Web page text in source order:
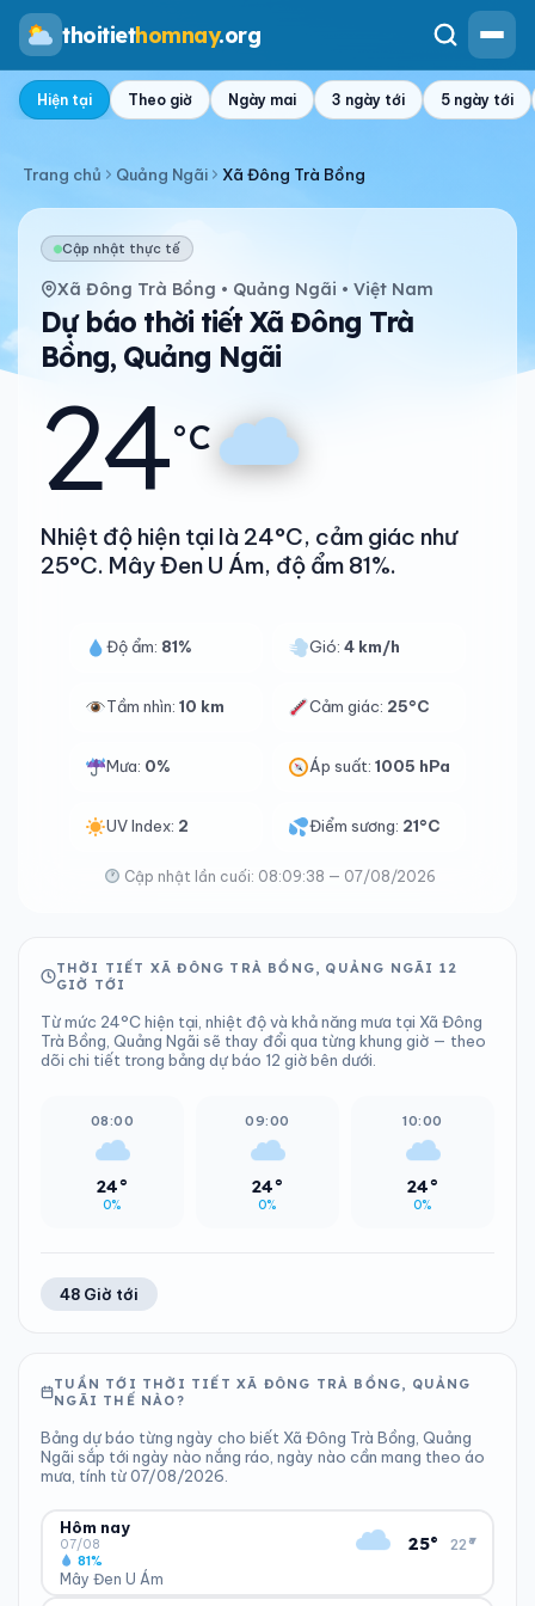
thoitiethomnay.org
Hiện tại Theo giờ Ngày mai 3 ngày tới 5 ngày tới
Trang chủ Quảng Ngãi Xã Đông Trà Bồng
Cập nhật thực tế
Xã Đông Trà Bồng • Quảng Ngãi • Việt Nam
Dự báo thời tiết Xã Đông Trà
Bồng, Quảng Ngãi
24°C
Nhiệt độ hiện tại là 24°C, cảm giác như
25°C. Mây Đen U Ám, độ ẩm 81%.
Độ ẩm: 81% Gió:4 km/h
Tầm nhìn: 10 km Cảm giác: 25°C
Mưa: 0% Áp suất:1005 hPa
UV Index: 2 Điểm sương: 21°C
Cập nhật lần cuối: 08:09:38 — 07/08/2026
THỜI TIẾT XÃ ĐÔNG TRÀ BỒNG, QUẢNG NGÃI 12
GIỜ TỚI
Từ mức 24°C hiện tại, nhiệt độ và khả năng mưa tại Xã Đông
Trà Bồng, Quảng Ngãi sẽ thay đổi qua từng khung giờ — theo
dõi chi tiết trong bảng dự báo 12 giờ bên dưới.
08:00
24°
0%
09:00
24°
0%
10:00
24°
0%
48 Giờ tới
TUẦN TỚI THỜI TIẾT XÃ ĐÔNG TRÀ BỒNG, QUẢNG
NGÃI THẾ NÀO?
Bảng dự báo từng ngày cho biết Xã Đông Trà Bồng, Quảng
Ngãi sắp tới ngày nào nắng ráo, ngày nào cần mang theo áo
mưa, tính từ 07/08/2026.
Hôm nay
07/08
Mây Đen U Ám
81%
25° 22°
▾